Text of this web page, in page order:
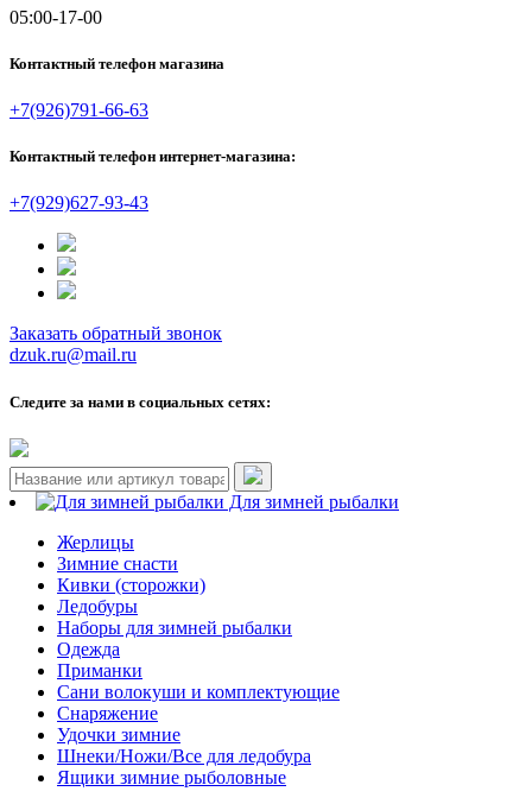
05:00-17-00
Контактный телефон магазина
+7(926)791-66-63
Контактный телефон интернет-магазина:
+7(929)627-93-43
Заказать обратный звонок
dzuk.ru@mail.ru
Следите за нами в социальных сетях:
Для зимней рыбалки
Жерлицы
Зимние снасти
Кивки (сторожки)
Ледобуры
Наборы для зимней рыбалки
Одежда
Приманки
Сани волокуши и комплектующие
Снаряжение
Удочки зимние
Шнеки/Ножи/Все для ледобура
Ящики зимние рыболовные